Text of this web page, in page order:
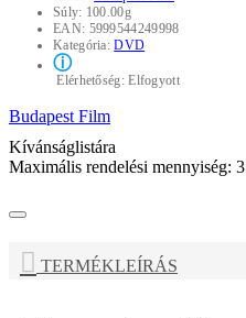
Súly: 100.00g
EAN: 5999544249998
Kategória:DVD
ⓘ
Elérhetőség:Elfogyott
Budapest Film
Kívánságlistára
Maximális rendelési mennyiség: 3
TERMÉKLEÍRÁS